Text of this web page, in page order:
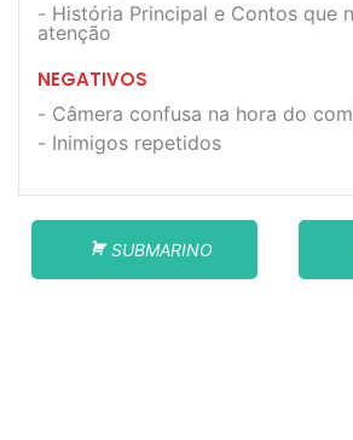
História Principal e Contos que
atenção
NEGATIVOS
Câmera confusa na hora do
Inimigos repetidos
SUBMARINO